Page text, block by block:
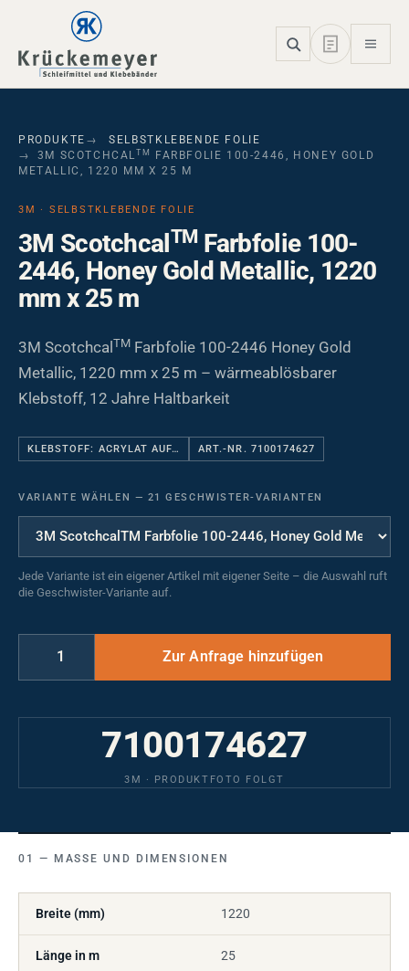
Skip to main navigation
Skip to main content
Skip to page footer
PRODUKTE
SELBSTKLEBENDE FOLIE
3M SCOTCHCAL TM
FARBFOLIE 100-2446, HONEY GOLD
METALLIC, 1220 MM X 25 M
3M · SELBSTKLEBENDE FOLIE
3M ScotchcalTMFarbfolie 100-
2446, Honey Gold Metallic, 1220
mm x 25 m
3M Scotchcal TM Farbfolie 100-2446 Honey Gold
Metallic, 1220 mm x 25 m – wärmeablösbarer
Klebstoff, 12 Jahre Haltbarkeit
KLEBSTOFF: ACRYLAT AUF… ART.-NR. 7100174627
VARIANTE WÄHLEN — 21 GESCHWISTER-VARIANTEN
Jede Variante ist ein eigener Artikel mit eigener Seite – die Auswahl ruft
die Geschwister-Variante auf.
7100174627
3M · PRODUKTFOTO FOLGT
MASSE UND DIMENSIONEN
Breite (mm) 1220
Länge in m 25